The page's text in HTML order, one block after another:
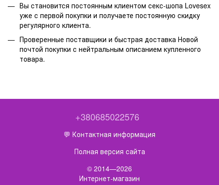
Вы становится постоянным клиентом секс-шопа Lovesex
уже с первой покупки и получаете постоянную скидку
регулярного клиента.
Проверенные поставщики и быстрая доставка Новой
почтой покупки с нейтральным описанием купленного
товара.
+380685022576
💬 Контактная информация
Полная версия сайта
© 2014—2026
Интернет-магазин